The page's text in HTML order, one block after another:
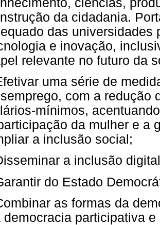
ciências,
da cidadania.
das
e inovação,
relevante no futuro da
uma série de
com a redução
mínimos,
da mulher e a
a inclusão social;
a inclusão
do Estado
as formas da
democracia participativa